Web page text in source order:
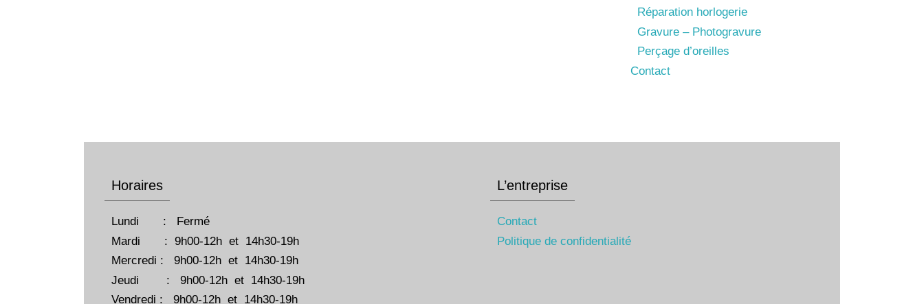
Réparation horlogerie
Gravure – Photogravure
Perçage d’oreilles
Contact
Horaires
Lundi : Fermé
Mardi : 9h00-12h et 14h30-19h
Mercredi : 9h00-12h et 14h30-19h
Jeudi : 9h00-12h et 14h30-19h
Vendredi : 9h00-12h et 14h30-19h
L’entreprise
Contact
Politique de confidentialité